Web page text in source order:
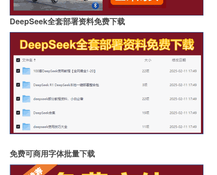
DeepSeek全套部署资料免费下载
免费可商用字体批量下载